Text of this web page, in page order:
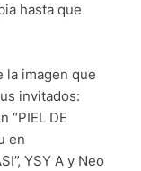
hasta que
la imagen que
invitados:
“PIEL DE
en
YSY A y Neo